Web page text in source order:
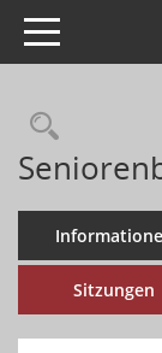
Toggle navigation
Sitzungen